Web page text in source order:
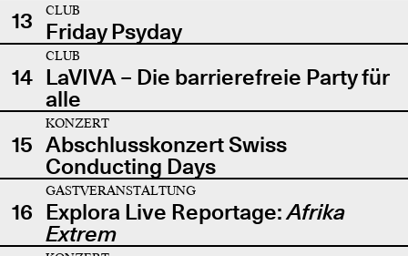
13
CLUB
Friday Psyday
14
CLUB
LaVIVA – Die barrierefreie Party für
alle
15
KONZERT
Abschlusskonzert Swiss
Conducting Days
16
GASTVERANSTALTUNG
Explora Live Reportage:Afrika
Extrem